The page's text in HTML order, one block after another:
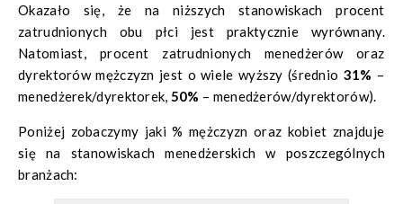
Okazało się, że na niższych stanowiskach procent
zatrudnionych obu płci jest praktycznie wyrównany.
Natomiast, procent zatrudnionych menedżerów oraz
dyrektorów mężczyzn jest o wiele wyższy (średnio 31% –
menedżerek/dyrektorek, 50% – menedżerów/dyrektorów).
Poniżej zobaczymy jaki % mężczyzn oraz kobiet znajduje
się na stanowiskach menedżerskich w poszczególnych
branżach: